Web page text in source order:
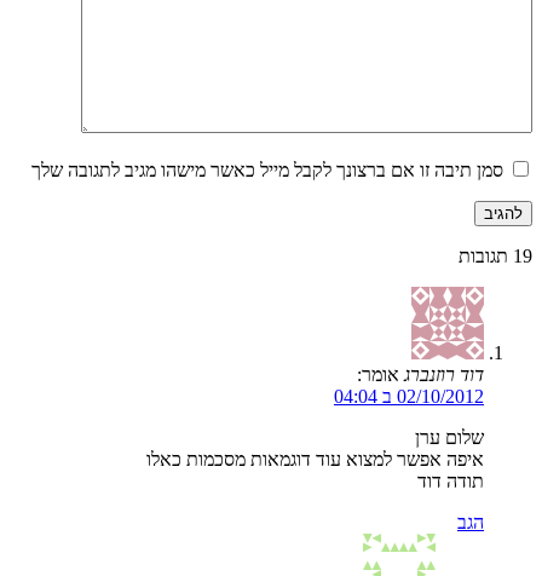
סמן תיבה זו אם ברצונך לקבל מייל כאשר מישהו מגיב לתגובה שלך
19 תגובות
דוד רוזנברג אומר:
02/10/2012 ב 04:04
שלום ערן
איפה אפשר למצוא עוד דוגמאות מסכמות כאלו
תודה דוד
הגב